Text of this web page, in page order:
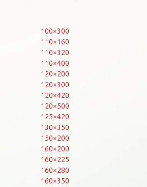
100×300
110×160
110×320
110×400
120×200
120×300
120×420
120×500
125×420
130×350
150×200
160×200
160×225
160×280
160×350